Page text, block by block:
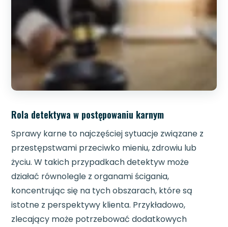
Rola detektywa w postępowaniu karnym
Sprawy karne to najczęściej sytuacje związane z
przestępstwami przeciwko mieniu, zdrowiu lub
życiu. W takich przypadkach detektyw może
działać równolegle z organami ścigania,
koncentrując się na tych obszarach, które są
istotne z perspektywy klienta. Przykładowo,
zlecający może potrzebować dodatkowych